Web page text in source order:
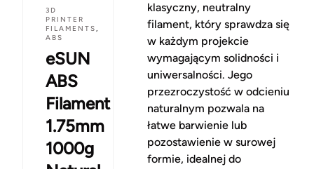
3D
PRINTER
FILAMENTS,
ABS
eSUN
ABS
Filament
1.75mm
1000g
klasyczny, neutralny
filament, który sprawdza się
w każdym projekcie
wymagającym solidności i
uniwersalności. Jego
przezroczystość w odcieniu
naturalnym pozwala na
łatwe barwienie lub
pozostawienie w surowej
formie, idealnej do